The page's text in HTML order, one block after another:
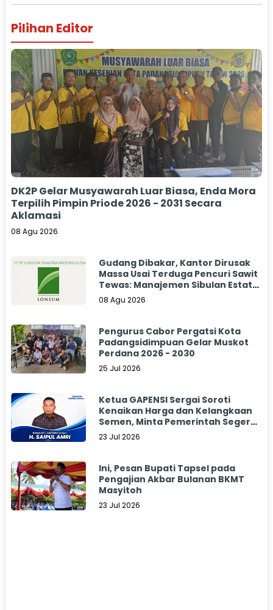
Pilihan Editor
DK2P Gelar Musyawarah Luar Biasa, Enda Mora
Terpilih Pimpin Priode 2026 - 2031 Secara
Aklamasi
08 Agu 2026
Gudang Dibakar, Kantor Dirusak
Massa Usai Terduga Pencuri Sawit
Tewas: Manajemen Sibulan Estate
Bungkam
08 Agu 2026
Pengurus Cabor Pergatsi Kota
Padangsidimpuan Gelar Muskot
Perdana 2026 - 2030
25 Jul 2026
Ketua GAPENSI Sergai Soroti
Kenaikan Harga dan Kelangkaan
Semen, Minta Pemerintah Segera
Bertindak
23 Jul 2026
Ini, Pesan Bupati Tapsel pada
Pengajian Akbar Bulanan BKMT
Masyitoh
23 Jul 2026